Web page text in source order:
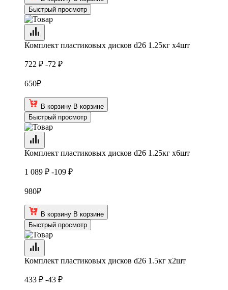
Быстрый просмотр
Комплект пластиковых дисков d26 1.25кг х4шт
722 ₽ -72 ₽
650₽
В корзину В корзине
Быстрый просмотр
Комплект пластиковых дисков d26 1.25кг х6шт
1 089 ₽ -109 ₽
980₽
В корзину В корзине
Быстрый просмотр
Комплект пластиковых дисков d26 1.5кг х2шт
433 ₽ -43 ₽